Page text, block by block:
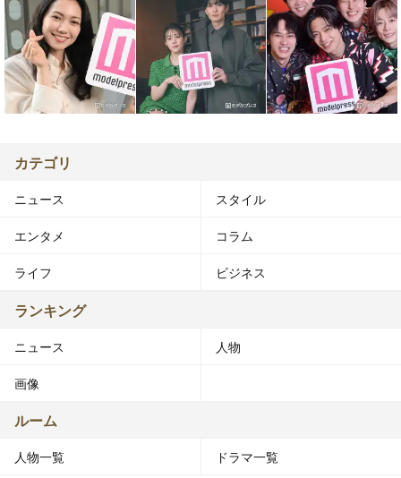
カテゴリ
ニュース スタイル
エンタメ コラム
ライフ ビジネス
ランキング
ニュース 人物
画像
ルーム
人物一覧 ドラマ一覧